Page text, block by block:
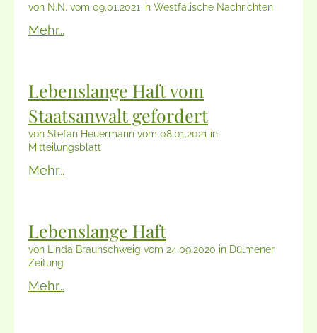
von N.N. vom 09.01.2021 in Westfälische Nachrichten
Mehr...
Lebenslange Haft vom
Staatsanwalt gefordert
von Stefan Heuermann vom 08.01.2021 in
Mitteilungsblatt
Mehr...
Lebenslange Haft
von Linda Braunschweig vom 24.09.2020 in Dülmener
Zeitung
Mehr...